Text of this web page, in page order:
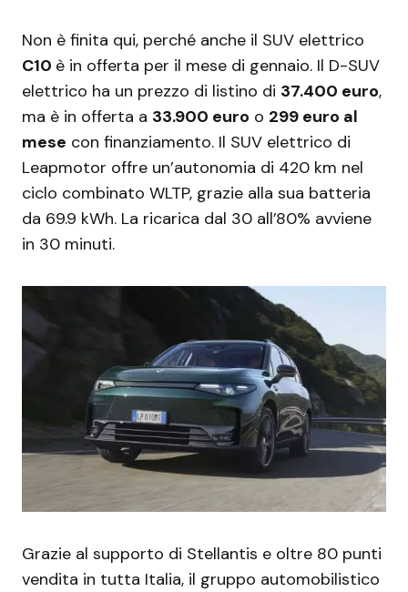
Non è finita qui, perché anche il SUV elettrico
C10 è in offerta per il mese di gennaio. Il D-SUV
elettrico ha un prezzo di listino di 37.400 euro,
ma è in offerta a 33.900 euro o 299 euro al
mese con finanziamento. Il SUV elettrico di
Leapmotor offre un’autonomia di 420 km nel
ciclo combinato WLTP, grazie alla sua batteria
da 69.9 kWh. La ricarica dal 30 all’80% avviene
in 30 minuti.
Grazie al supporto di Stellantis e oltre 80 punti
vendita in tutta Italia, il gruppo automobilistico